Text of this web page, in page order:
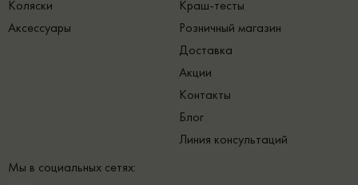
Коляски
Аксессуары
Краш-тесты
Розничный магазин
Доставка
Акции
Контакты
Блог
Линия консультаций
Мы в социальных сетях: